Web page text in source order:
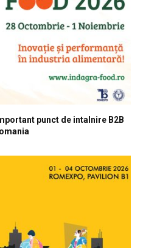
punct de intalnire B2B